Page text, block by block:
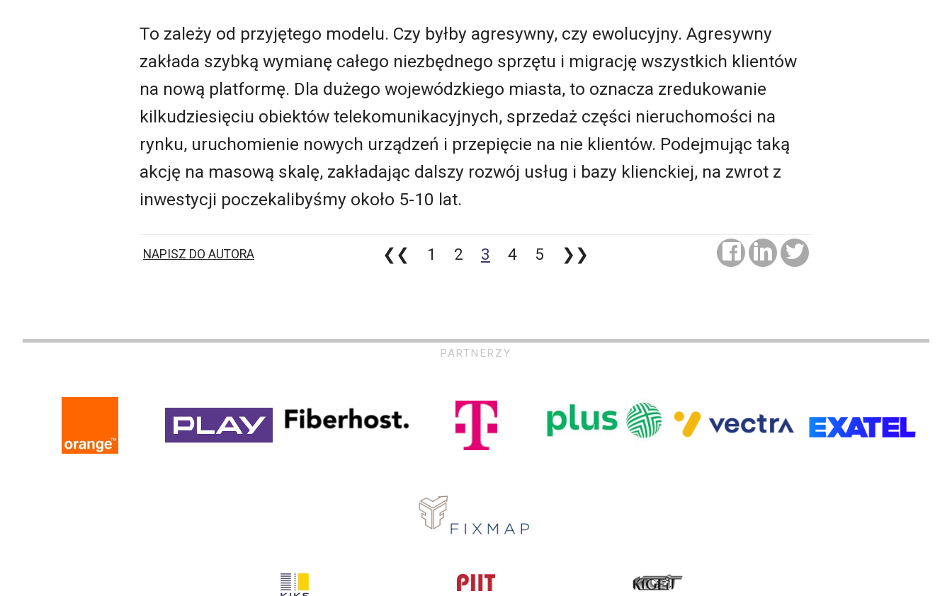
To zależy od przyjętego modelu. Czy byłby agresywny, czy ewolucyjny. Agresywny
zakłada szybką wymianę całego niezbędnego sprzętu i migrację wszystkich klientów
na nową platformę. Dla dużego wojewódzkiego miasta, to oznacza zredukowanie
kilkudziesięciu obiektów telekomunikacyjnych, sprzedaż części nieruchomości na
rynku, uruchomienie nowych urządzeń i przepięcie na nie klientów. Podejmując taką
akcję na masową skalę, zakładając dalszy rozwój usług i bazy klienckiej, na zwrot z
inwestycji poczekalibyśmy około 5-10 lat.
NAPISZ DO AUTORA ❮❮ 1 2 3 4 5 ❯❯
PARTNERZY